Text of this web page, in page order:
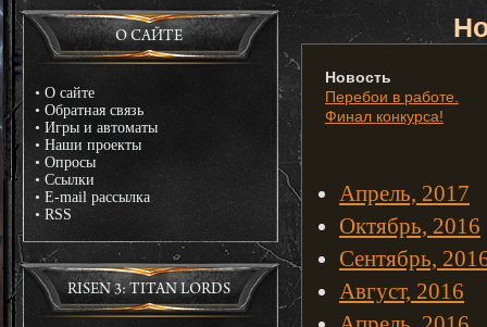
О САЙТЕ
• О сайте
• Обратная связь
• Игры и автоматы
• Наши проекты
• Опросы
• Ссылки
• E-mail рассылка
• RSS
RISEN 3: TITAN LORDS
Новость
Перебои в работе.
Финал конкурса!
Апрель, 2017
Октябрь, 2016
Сентябрь,
Август, 2016